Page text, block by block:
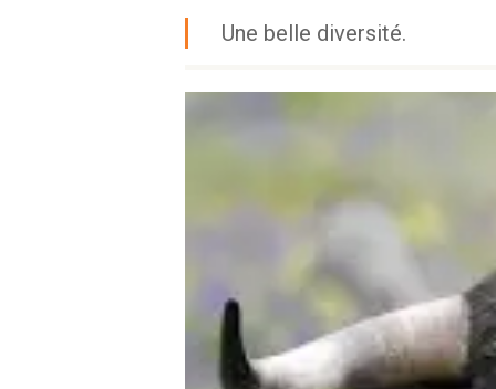
Une belle diversité.